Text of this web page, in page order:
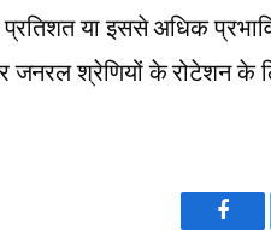
या इससे अधिक
जनरल श्रेणियों के रोटेशन के